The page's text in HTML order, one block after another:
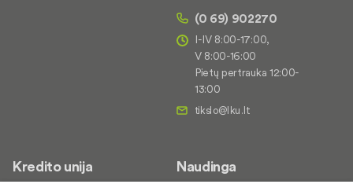
(0 69) 902270
I-IV 8:00-17:00,
V 8:00-16:00
Pietų pertrauka 12:00-
13:00
Kredito unija Naudinga